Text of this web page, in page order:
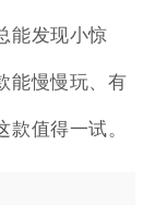
能发现小惊
能慢慢玩、有
值得一试。